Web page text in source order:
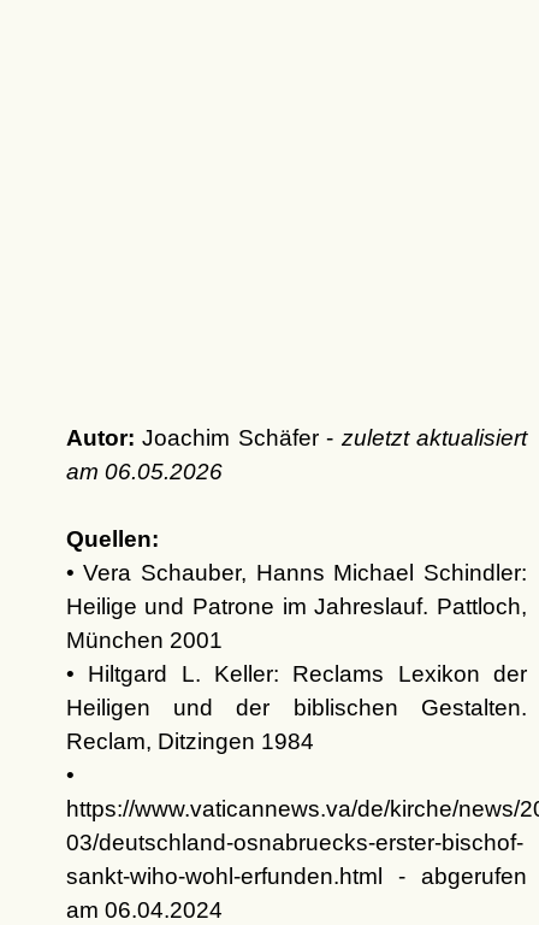
Autor: Joachim Schäfer - zuletzt aktualisiert
am 06.05.2026
Quellen:
• Vera Schauber, Hanns Michael Schindler:
Heilige und Patrone im Jahreslauf. Pattloch,
München 2001
• Hiltgard L. Keller: Reclams Lexikon der
Heiligen und der biblischen Gestalten.
Reclam, Ditzingen 1984
•
https://www.vaticannews.va/de/kirche/news/
03/deutschland-osnabruecks-erster-bischof-
sankt-wiho-wohl-erfunden.html - abgerufen
am 06.04.2024